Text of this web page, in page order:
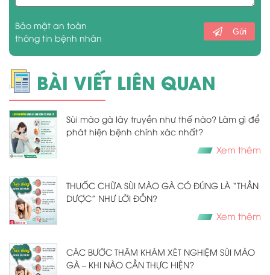
Bảo mật an toàn
thông tin bệnh nhân
Gửi
BÀI VIẾT LIÊN QUAN
Sùi mào gà lây truyền như thế nào? Làm gì để
phát hiện bệnh chính xác nhất?
Xem thêm
THUỐC CHỮA SÙI MÀO GÀ CÓ ĐÚNG LÀ “THẦN
DƯỢC” NHƯ LỜI ĐỒN?
Xem thêm
CÁC BƯỚC THĂM KHÁM XÉT NGHIỆM SÙI MÀO
GÀ – KHI NÀO CẦN THỰC HIỆN?